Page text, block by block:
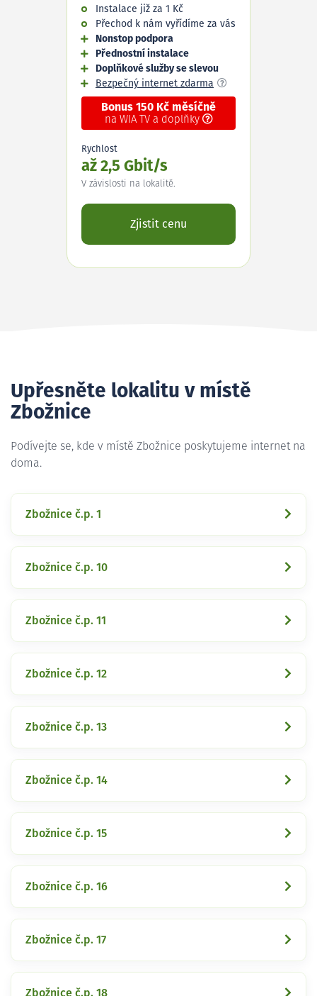
Instalace již za 1 Kč
Přechod k nám vyřídíme za vás
Nonstop podpora
Přednostní instalace
Doplňkové služby se slevou
Bezpečný internet zdarma
Bonus 150 Kč měsíčně
na WIA TV a doplňky
Rychlost
až 2,5 Gbit/s
V závislosti na lokalitě.
Zjistit cenu
Upřesněte lokalitu v místě
Zbožnice
Podívejte se, kde v místě Zbožnice poskytujeme internet na
doma.
Zbožnice č.p. 1
Zbožnice č.p. 10
Zbožnice č.p. 11
Zbožnice č.p. 12
Zbožnice č.p. 13
Zbožnice č.p. 14
Zbožnice č.p. 15
Zbožnice č.p. 16
Zbožnice č.p. 17
Zbožnice č.p. 18